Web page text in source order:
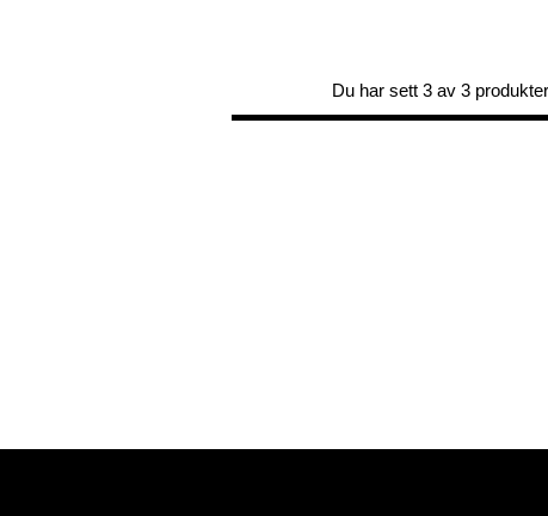
Du har sett 3 av 3 produkter